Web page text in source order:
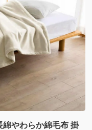
綿やわらか綿毛布 掛